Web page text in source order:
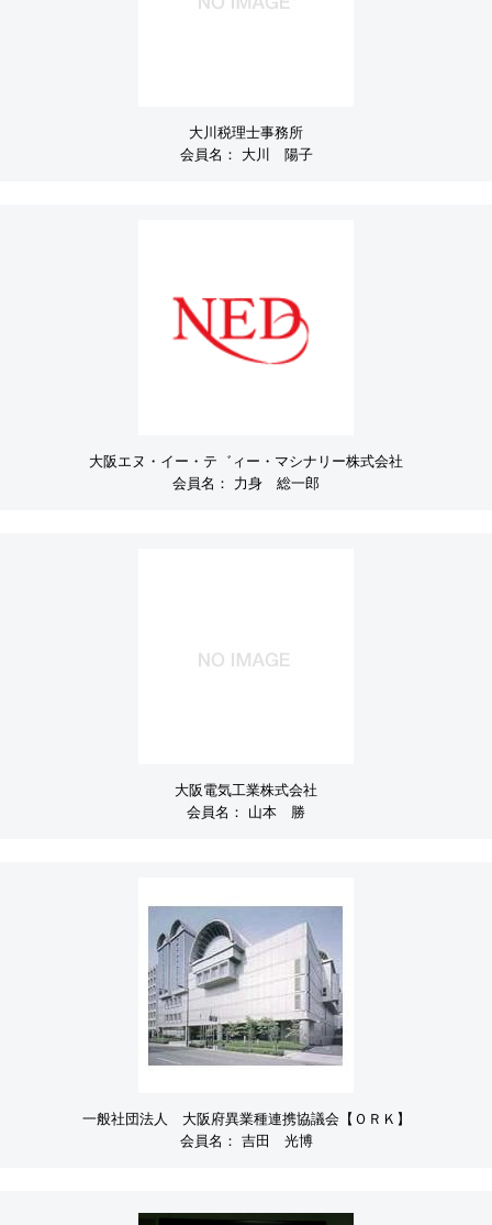
大川税理士事務所
会員名：
大川 陽子
大阪エヌ・イー・テ゛ィー・マシナリー株式会社
会員名：
力身 総一郎
大阪電気工業株式会社
会員名：
山本 勝
一般社団法人 大阪府異業種連携協議会【ＯＲＫ】
会員名： 吉田 光博